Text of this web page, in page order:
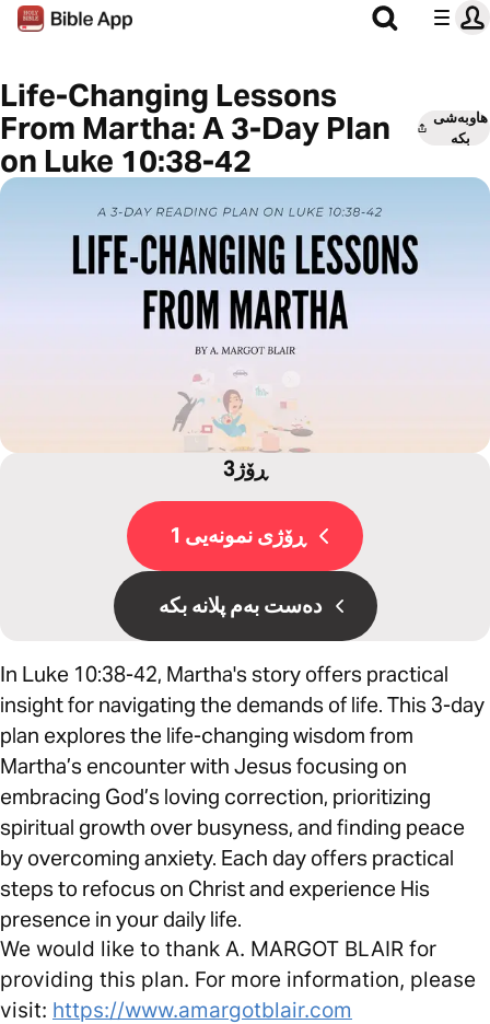
Life-Changing Lessons
From Martha: A 3-Day Plan
on Luke 10:38-42
هاوبەشی
بکە
3ڕۆژ
ڕۆژی نمونەیی 1
دەست بەم پلانە بکە
In Luke 10:38-42, Martha's story offers practical
insight for navigating the demands of life. This 3-day
plan explores the life-changing wisdom from
Martha’s encounter with Jesus focusing on
embracing God’s loving correction, prioritizing
spiritual growth over busyness, and finding peace
by overcoming anxiety. Each day offers practical
steps to refocus on Christ and experience His
presence in your daily life.
We would like to thank A. MARGOT BLAIR for
providing this plan. For more information, please
visit: https://www.amargotblair.com